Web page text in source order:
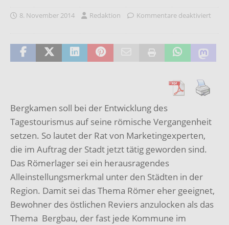
8. November 2014 Redaktion Kommentare deaktiviert
Bergkamen soll bei der Entwicklung des
Tagestourismus auf seine römische Vergangenheit
setzen. So lautet der Rat von Marketingexperten,
die im Auftrag der Stadt jetzt tätig geworden sind.
Das Römerlager sei ein herausragendes
Alleinstellungsmerkmal unter den Städten in der
Region. Damit sei das Thema Römer eher geeignet,
Bewohner des östlichen Reviers anzulocken als das
Thema Bergbau, der fast jede Kommune im